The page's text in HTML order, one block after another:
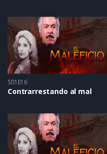
S01E16
Contrarrestando al mal